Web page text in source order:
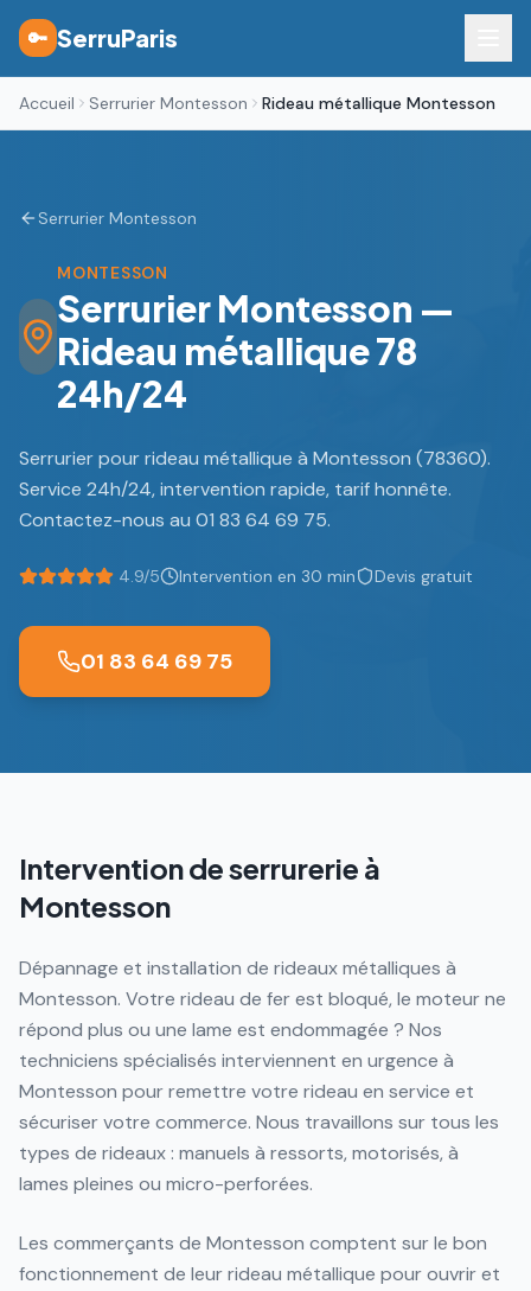
🔑 SerruParis
Accueil Serrurier Montesson Rideau métallique Montesson
Serrurier Montesson
MONTESSON
Serrurier Montesson —
Rideau métallique 78
24h/24
Serrurier pour rideau métallique à Montesson (78360).
Service 24h/24, intervention rapide, tarif honnête.
Contactez-nous au 01 83 64 69 75.
4.9/5 Intervention en 30 min Devis gratuit
01 83 64 69 75
Intervention de serrurerie à
Montesson
Dépannage et installation de rideaux métalliques à
Montesson. Votre rideau de fer est bloqué, le moteur ne
répond plus ou une lame est endommagée ? Nos
techniciens spécialisés interviennent en urgence à
Montesson pour remettre votre rideau en service et
sécuriser votre commerce. Nous travaillons sur tous les
types de rideaux : manuels à ressorts, motorisés, à
lames pleines ou micro-perforées.
Les commerçants de Montesson comptent sur le bon
fonctionnement de leur rideau métallique pour ouvrir et